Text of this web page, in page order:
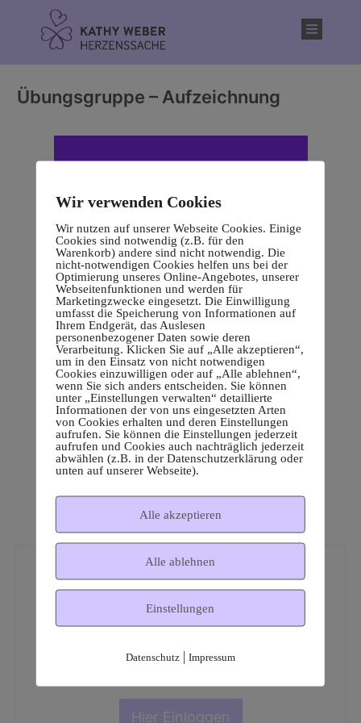
Übungsgruppe – Aufzeichnung
Dies ist ein geschützter
Mitgliederbereich!
Hier Einloggen
Wir verwenden Cookies
Wir nutzen auf unserer Webseite Cookies. Einige
Cookies sind notwendig (z.B. für den
Warenkorb) andere sind nicht notwendig. Die
nicht-notwendigen Cookies helfen uns bei der
Optimierung unseres Online-Angebotes, unserer
Webseitenfunktionen und werden für
Marketingzwecke eingesetzt. Die Einwilligung
umfasst die Speicherung von Informationen auf
Ihrem Endgerät, das Auslesen
personenbezogener Daten sowie deren
Verarbeitung. Klicken Sie auf „Alle akzeptieren“,
um in den Einsatz von nicht notwendigen
Cookies einzuwilligen oder auf „Alle ablehnen“,
wenn Sie sich anders entscheiden. Sie können
unter „Einstellungen verwalten“ detaillierte
Informationen der von uns eingesetzten Arten
von Cookies erhalten und deren Einstellungen
aufrufen. Sie können die Einstellungen jederzeit
aufrufen und Cookies auch nachträglich jederzeit
abwählen (z.B. in der Datenschutzerklärung oder
unten auf unserer Webseite).
Alle akzeptieren
Alle ablehnen
Einstellungen
Datenschutz| Impressum